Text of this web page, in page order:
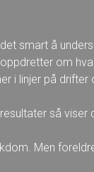
smart å
om
i linjer på
så viser
Men